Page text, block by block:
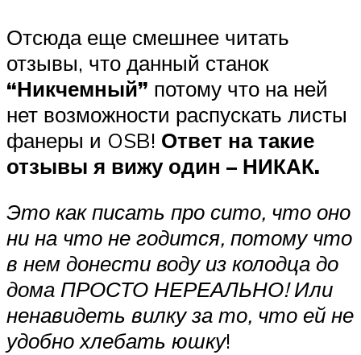
Отсюда еще смешнее читать
отзывы, что данный станок
“Никчемный” потому что на ней
нет возможности распускать листы
фанеры и OSB! Ответ на такие
отзывы я вижу один – НИКАК.
Это как писать про сито, что оно
ни на что не годится, потому что
в нем донести воду из колодца до
дома ПРОСТО НЕРЕАЛЬНО! Или
ненавидеть вилку за то, что ей не
удобно хлебать юшку!